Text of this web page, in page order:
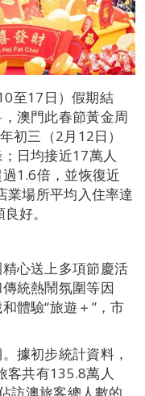
至17日）假期結
澳門此春節黃金周
初三（2月12日）
日均接近17萬人
1.6倍，並恢復近
業場所平均入住率達
好。
心送上多項節慶活
統熱鬧氛圍等因
體驗“旅遊＋”，市
據初步統計資料，
客共有135.8萬人
訪澳旅客總人數的